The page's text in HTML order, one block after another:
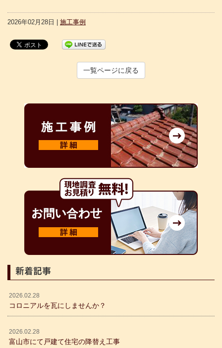
2026年02月28日 | 施工事例
一覧ページに戻る
新着記事
2026.02.28
コロニアルを瓦にしませんか？
2026.02.28
富山市にて戸建て住宅の降替え工事